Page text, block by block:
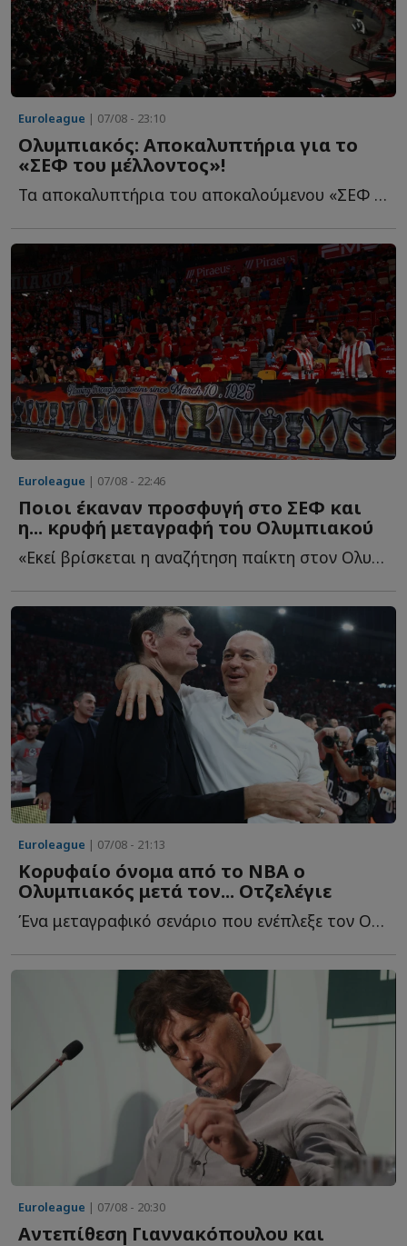
Euroleague | 07/08 - 23:10
Ολυμπιακός: Αποκαλυπτήρια για το
«ΣΕΦ του μέλλοντος»!
Τα αποκαλυπτήρια του αποκαλούμενου «ΣΕΦ του μέλλοντος» θ...
Euroleague | 07/08 - 22:46
Ποιοι έκαναν προσφυγή στο ΣΕΦ και
η... κρυφή μεταγραφή του Ολυμπιακού
«Εκεί βρίσκεται η αναζήτηση παίκτη στον Ολυμπιακό - ...
Euroleague | 07/08 - 21:13
Κορυφαίο όνομα από το NBA ο
Ολυμπιακός μετά τον... Οτζελέγιε
Ένα μεταγραφικό σενάριο που ενέπλεξε τον Ολυμπιακό κ...
Euroleague | 07/08 - 20:30
Αντεπίθεση Γιαννακόπουλου και